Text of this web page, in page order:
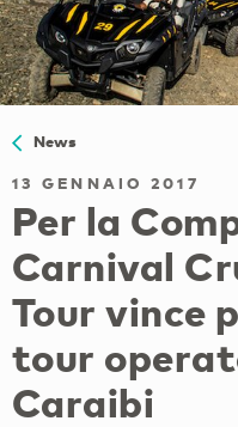
News
13 GENNAIO 2017
Per la
Carnival
Tour vince
tour
Caraibi